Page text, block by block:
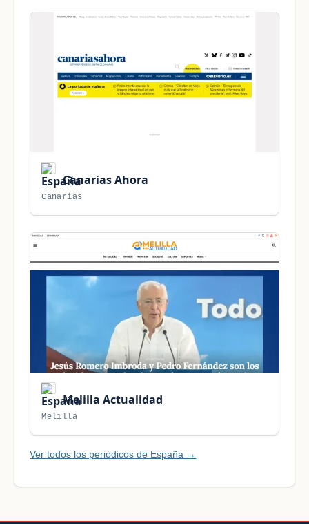
Canarias Ahora
Canarias
Melilla Actualidad
Melilla
Ver todos los periódicos de España →